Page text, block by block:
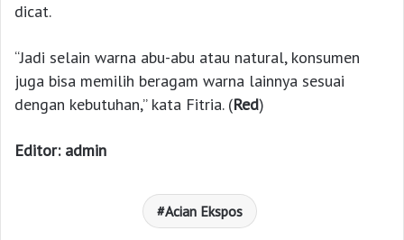
dicat.
“Jadi selain warna abu-abu atau natural, konsumen
juga bisa memilih beragam warna lainnya sesuai
dengan kebutuhan,” kata Fitria. (Red)
Editor: admin
Acian Ekspos